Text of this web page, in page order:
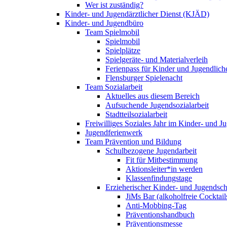
Wer ist zuständig?
Kinder- und Jugendärztlicher Dienst (KJÄD)
Kinder- und Jugendbüro
Team Spielmobil
Spielmobil
Spielplätze
Spielgeräte- und Materialverleih
Ferienpass für Kinder und
Flensburger Spielenacht
Team Sozialarbeit
Aktuelles aus diesem Bereich
Aufsuchende Jugendsozialarbeit
Stadtteilsozialarbeit
Freiwilliges Soziales Jahr im Kinder- und
Jugendferienwerk
Team Prävention und Bildung
Schulbezogene Jugendarbeit
Fit für Mitbestimmung
Aktionsleiter*in werden
Klassenfindungstage
Erzieherischer Kinder- und
JiMs Bar (alkoholfreie
Anti-Mobbing-Tag
Präventionshandbuch
Präventionsmesse